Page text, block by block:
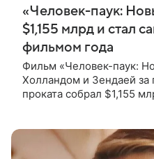
«Человек-паук:
$1,155 млрд и стал
фильмом года
Фильм «Человек-паук:
Холландом и Зендаей
проката собрал $1,155